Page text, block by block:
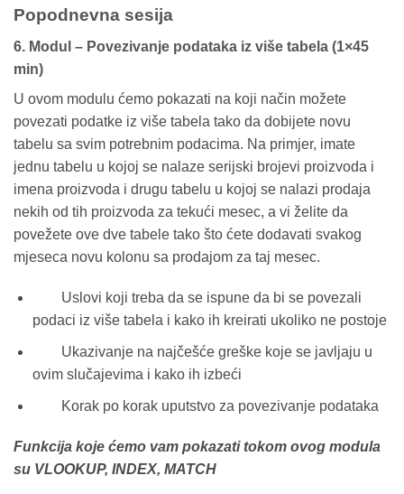
Popodnevna sesija
6. Modul – Povezivanje podataka iz više tabela (1×45
min)
U ovom modulu ćemo pokazati na koji način možete
povezati podatke iz više tabela tako da dobijete novu
tabelu sa svim potrebnim podacima. Na primjer, imate
jednu tabelu u kojoj se nalaze serijski brojevi proizvoda i
imena proizvoda i drugu tabelu u kojoj se nalazi prodaja
nekih od tih proizvoda za tekući mesec, a vi želite da
povežete ove dve tabele tako što ćete dodavati svakog
mjeseca novu kolonu sa prodajom za taj mesec.
Uslovi koji treba da se ispune da bi se povezali
podaci iz više tabela i kako ih kreirati ukoliko ne postoje
Ukazivanje na najčešće greške koje se javljaju u
ovim slučajevima i kako ih izbeći
Korak po korak uputstvo za povezivanje podataka
Funkcija koje ćemo vam pokazati tokom ovog modula
su VLOOKUP, INDEX, MATCH